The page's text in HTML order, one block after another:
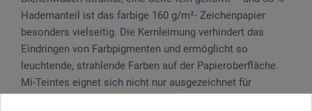
Hadernanteil ist das farbige 160 g/m²- Zeichenpapier
besonders vielseitig. Die Kernleimung verhindert das
Eindringen von Farbpigmenten und ermöglicht so
leuchtende, strahlende Farben auf der Papieroberfläche.
Mi-Teintes eignet sich nicht nur ausgezeichnet für